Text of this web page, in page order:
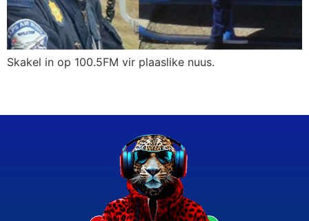
Skakel in op 100.5FM vir plaaslike nuus.